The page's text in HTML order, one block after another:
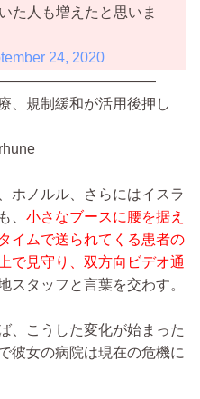
た人も増えたと思いま
24, 2020
、規制緩和が活用後押し
ホノルル、さらにはイスラ
、 小さなブースに腰を据え
イムで送られてくる患者の
で見守り、双方向ビデオ通
スタッフと言葉を交わす。
、こうした変化が始まった
彼女の病院は現在の危機に